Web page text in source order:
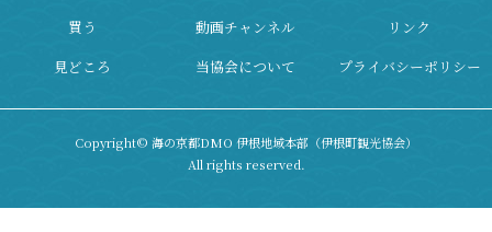
買う
見どころ
動画チャンネル
当協会について
リンク
プライバシーポリシー
Copyright© 海の京都DMO 伊根地域本部（伊根町観光協会）
All rights reserved.